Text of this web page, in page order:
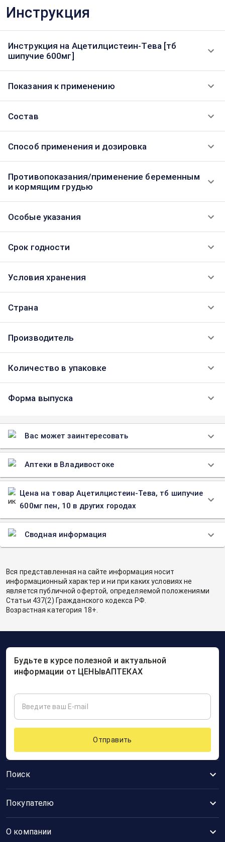
Инструкция
Инструкция на Ацетилцистеин-Тева [тб
шипучие 600мг]
Показания к применению
Состав
Способ применения и дозировка
Противопоказания/применение беременным
и кормящим грудью
Особые указания
Срок годности
Условия хранения
Страна
Производитель
Количество в упаковке
Форма выпуска
Вас может заинтересовать
Аптеки в Владивостоке
Цена на товар Ацетилцистеин-Тева, тб шипучие
600мг пен, 10 в других городах
Сводная информация
Вся представленная на сайте информация носит
информационный характер и ни при каких условиях не
является публичной офертой, определяемой положениями
Статьи 437(2) Гражданского кодекса РФ.
Возрастная категория 18+.
Поиск
Покупателю
О компании
Будьте в курсе полезной и актуальной
информации от ЦЕНЫвАПТЕКАХ
Отправить